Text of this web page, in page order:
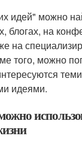
идей" можно
блогах, на
на
того, можно
идеями.